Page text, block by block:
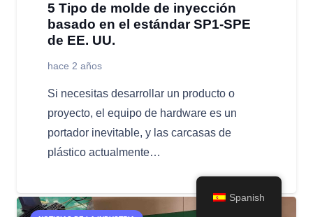
5 Tipo de molde de inyección
basado en el estándar SP1-SPE
de EE. UU.
hace 2 años
Si necesitas desarrollar un producto o
proyecto, el equipo de hardware es un
portador inevitable, y las carcasas de
plástico actualmente…
Spanish